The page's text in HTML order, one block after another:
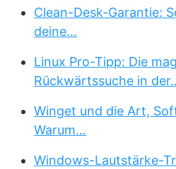
Clean-Desk-Garantie:
deine…
Linux Pro-Tipp: Die
Rückwärtssuche in
Winget und die Art,
Warum…
Windows-Lautstärke-